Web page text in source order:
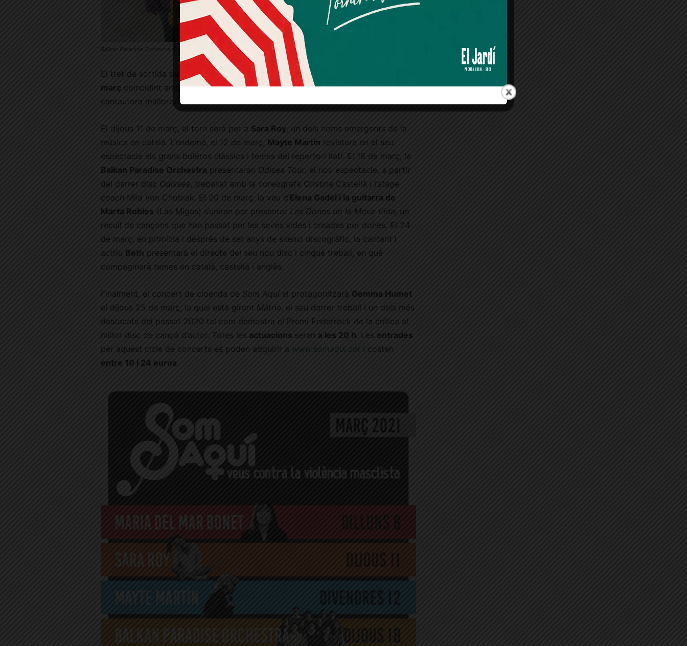
Balkan Paradise Orchestra © Cicle ‘Som Aquí’ – Sala Luz de Gas
El tret de sortida del Som Aquíel donarà Maria del Mar Bonet
març coincidint amb el Dia Internacional de la Dona. En aquesta ocasió, la
cantautora mallorquina estarà acompanyada per Dani Espasa al piano i acordió.
El dijous 11 de març, el torn serà per a Sara Roy
, un dels noms emergents de la
música en català. L’endemà, el 12 de març, Mayte Martín revistarà en el seu
espectacle els grans boleros clàssics i temes del repertori llatí. El 18 de març, la
Balkan Paradise Orchestra presentaran Odisea Tour, el nou espectacle, a partir
del darrer disc Odissea treballat amb la coreògrafa Cristina Castellà i l’stage
coach Mila von Chobiak. El 20 de març, la veu d’Elena Gadel i la guitarra de
Marta Robles (Las Migas) s’uniran per presentar Les Dones de la Meva Vida, un
recull de cançons que han passat per les seves vides i creades per dones. El 24
de març, en primícia i després de set anys de silenci discogràfic, la cantant i
actriu Beth presentarà el directe del seu nou disc i cinquè treball, en què
compaginarà temes en català, castellà i anglès.
Finalment, el concert de cloenda de Som Aquíel protagonitzarà Gemma Humet
el dijous 25 de març, la qual està girant Màtria , el seu darrer treball i un dels més
destacats del passat 2020 tal com demostra el Premi Enderrock de la crítica al
millor disc de cançó d’autor. Totes les actuacions seran a les 20 h . Les entrades
per aquest cicle de concerts es poden adquirir a www.somaqui.cat i costen
entre 10 i 24 euros.
consentiment explícit per rebre comunicacions
informatives relacionades amb el servei. Aquest
consentiment pot ser revocat en qualsevol moment
mitjançant l’enllaç de baixa present a tots els correus.